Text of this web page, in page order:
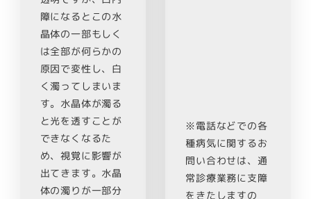
障になるとこの水
晶体の一部もしく
は全部が何らかの
原因で変性し、白
く濁ってしまいま
す。水晶体が濁る
と光を透すことが
できなくなるた
め、視覚に影響が
出てきます。水晶
体の濁りが一部分
※電話などでの各
種病気に関するお
問い合わせは、通
常診療業務に支障
をきたしますの